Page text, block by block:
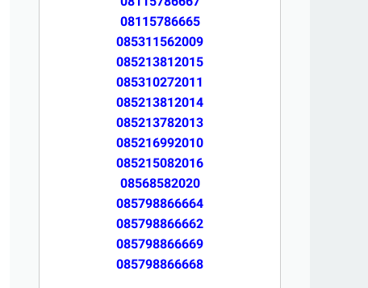
08115786665
085311562009
085213812015
085310272011
085213812014
085213782013
085216992010
085215082016
08568582020
085798866664
085798866662
085798866669
085798866668